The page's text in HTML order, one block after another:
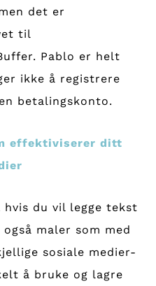
det er
til
Pablo er helt
ikke å registrere
betalingskonto.
effektiviserer ditt
du vil legge tekst
maler som med
sosiale medier-
å bruke og lagre